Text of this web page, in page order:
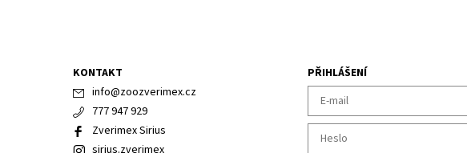
KONTAKT
info@zoozverimex.cz
777 947 929
Zverimex Sirius
PŘIHLÁŠENÍ